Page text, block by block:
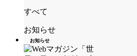
すべて
お知らせ
お知らせ